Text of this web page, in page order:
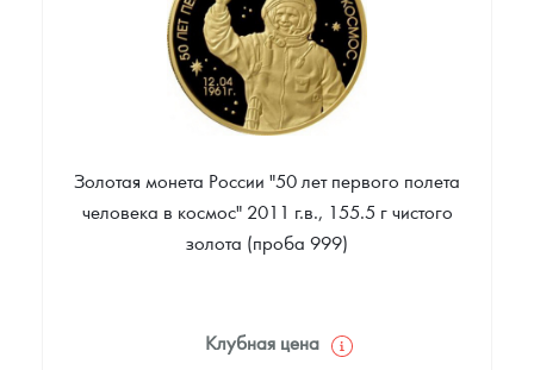
Золотая монета России "50 лет первого полета
человека в космос" 2011 г.в., 155.5 г чистого
золота (проба 999)
Клубная цена